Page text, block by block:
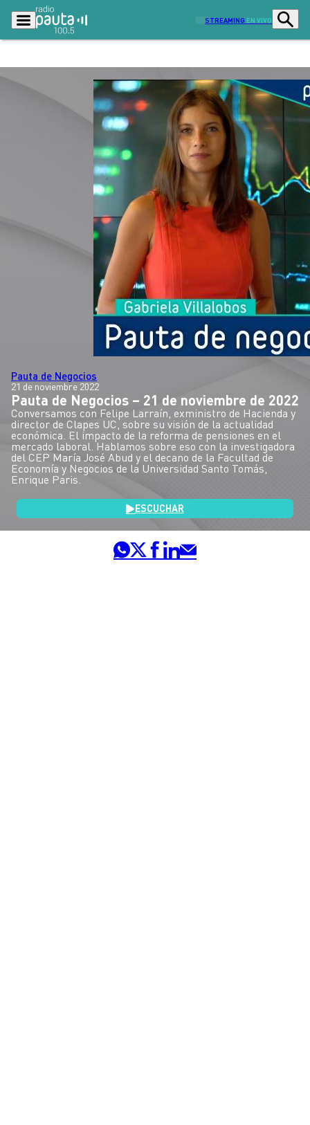
STREAMING EN VIVO
Podcasts Programas
Actualidad
Economía
Radio en vivo Sostenibilidad
Deportes
Entretención y Cultura Opinión
Dato en Pauta Señal 2
Contenido Patrocinado
Pauta de Negocios
21 de noviembre 2022
Pauta de Negocios – 21 de noviembre de 2022
Conversamos con Felipe Larraín, exministro de Hacienda y
director de Clapes UC, sobre su visión de la actualidad
económica. El impacto de la reforma de pensiones en el
mercado laboral. Hablamos sobre eso con la investigadora
del CEP María José Abud y el decano de la Facultad de
Economía y Negocios de la Universidad Santo Tomás,
Enrique Paris.
ESCUCHAR